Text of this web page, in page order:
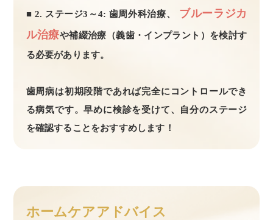
■ 2. ステージ3～4: 歯周外科治療、
ブルーラジカ
ル治療や補綴治療（義歯・インプラント）を検討す
る必要があります。
歯周病は初期段階であれば完全にコントロールでき
る病気です。早めに検診を受けて、自分のステージ
を確認することをおすすめします！
ホームケアアドバイス